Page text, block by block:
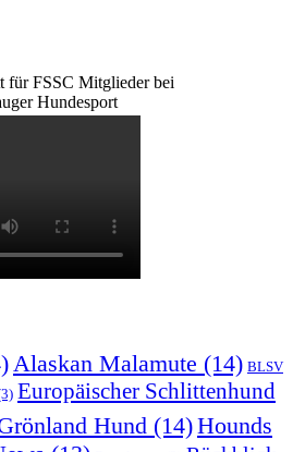
für FSSC Mitglieder bei
Hundesport
Alaskan Malamute (14) BLSV
Europäischer Schlittenhund
Hund (14)Hounds